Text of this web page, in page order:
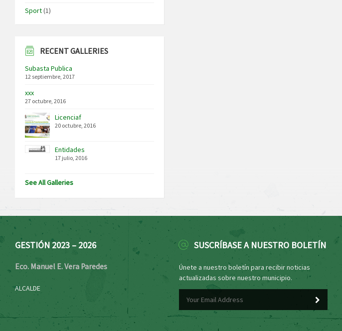
Sport(1)
RECENT GALLERIES
Subasta Publica
12 septiembre, 2017
xxx
27 octubre, 2016
Licenciaf
20 octubre, 2016
Entidades
17 julio, 2016
See All Galleries
GESTIÓN 2023 – 2026
Eco. Manuel E. Vera Paredes
ALCALDE
SUSCRÍBASE A NUESTRO BOLETÍN
Únete a nuestro boletín para recibir noticias
actualizadas sobre nuestro municipio.